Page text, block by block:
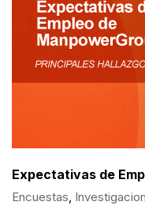
Expectativas de
Encuestas,